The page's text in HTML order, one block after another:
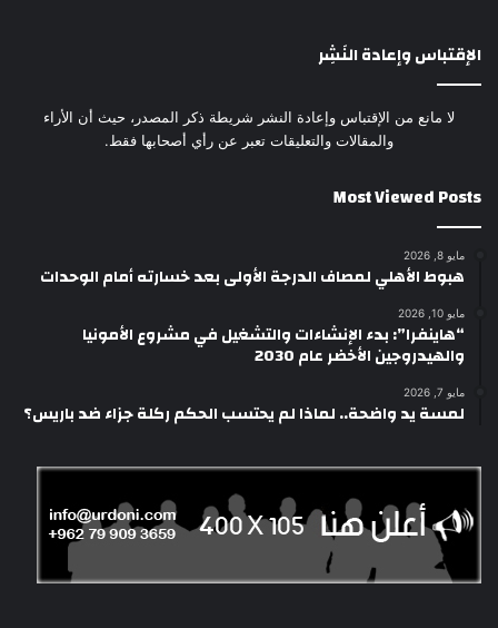
الإقتباس وإعادة النَشِر
لا مانع من الإقتباس وإعادة النشر شريطة ذكر المصدر، حيث أن الأراء
والمقالات والتعليقات تعبر عن رأي أصحابها فقط.
Most Viewed Posts
مايو 8, 2026
هبوط الأهلي لمصاف الدرجة الأولى بعد خسارته أمام الوحدات
مايو 10, 2026
“هاينفرا”: بدء الإنشاءات والتشغيل في مشروع الأمونيا
والهيدروجين الأخضر عام 2030
مايو 7, 2026
لمسة يد واضحة.. لماذا لم يحتسب الحكم ركلة جزاء ضد باريس؟